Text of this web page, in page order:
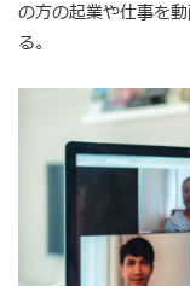
の方の起業や仕事を
る。